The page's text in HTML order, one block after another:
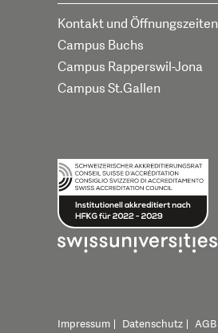
Kontakt und Öffnungszeiten
Campus Buchs
Campus Rapperswil-Jona
Campus St.Gallen
Impressum Datenschutz AGB